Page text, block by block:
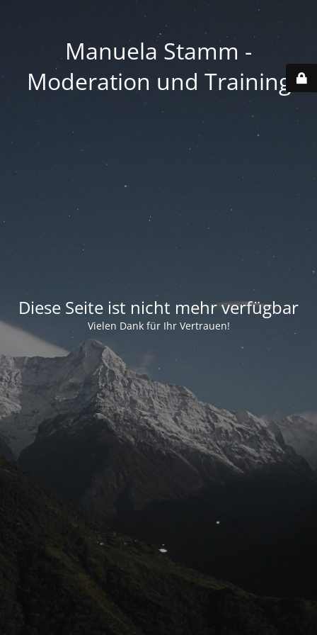
Manuela Stamm -
Moderation und Training
Diese Seite ist nicht mehr verfügbar
Vielen Dank für Ihr Vertrauen!